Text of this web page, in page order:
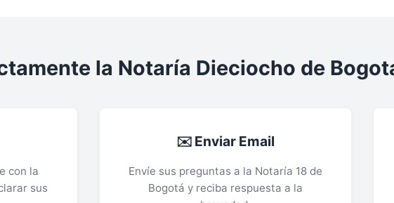
la Notaría Dieciocho de
con la
sus
✉️ Enviar Email
Envíe sus preguntas a la Notaría 18 de
Bogotá y reciba respuesta a la